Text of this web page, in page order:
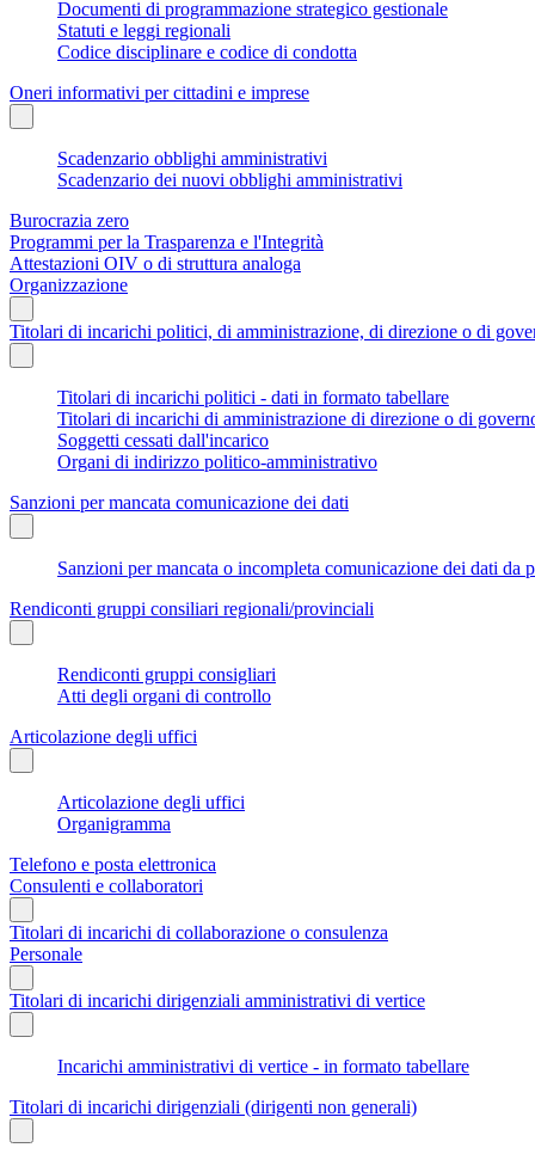
Documenti di programmazione strategico gestionale
Statuti e leggi regionali
Codice disciplinare e codice di condotta
Oneri informativi per cittadini e imprese
Scadenzario obblighi amministrativi
Scadenzario dei nuovi obblighi amministrativi
Burocrazia zero
Programmi per la Trasparenza e l'Integrità
Attestazioni OIV o di struttura analoga
Organizzazione
Titolari di incarichi politici, di amministrazione, di direzione o di
Titolari di incarichi politici - dati in formato tabellare
Titolari di incarichi di amministrazione di direzione o di
Soggetti cessati dall'incarico
Organi di indirizzo politico-amministrativo
Sanzioni per mancata comunicazione dei dati
Sanzioni per mancata o incompleta comunicazione dei dati
Rendiconti gruppi consiliari regionali/provinciali
Rendiconti gruppi consigliari
Atti degli organi di controllo
Articolazione degli uffici
Articolazione degli uffici
Organigramma
Telefono e posta elettronica
Consulenti e collaboratori
Titolari di incarichi di collaborazione o consulenza
Personale
Titolari di incarichi dirigenziali amministrativi di vertice
Incarichi amministrativi di vertice - in formato tabellare
Titolari di incarichi dirigenziali (dirigenti non generali)